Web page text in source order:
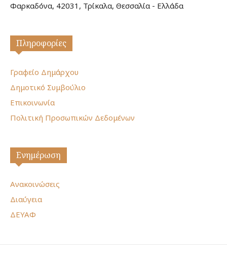
Φαρκαδόνα, 42031, Τρίκαλα, Θεσσαλία - Ελλάδα
Πληροφορίες
Γραφείο Δημάρχου
Δημοτικό Συμβούλιο
Επικοινωνία
Πολιτική Προσωπικών Δεδομένων
Ενημέρωση
Ανακοινώσεις
Διαύγεια
ΔΕΥΑΦ